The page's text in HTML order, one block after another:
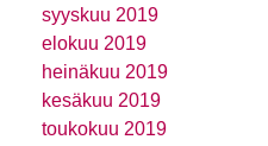
syyskuu 2019
elokuu 2019
heinäkuu 2019
kesäkuu 2019
toukokuu 2019